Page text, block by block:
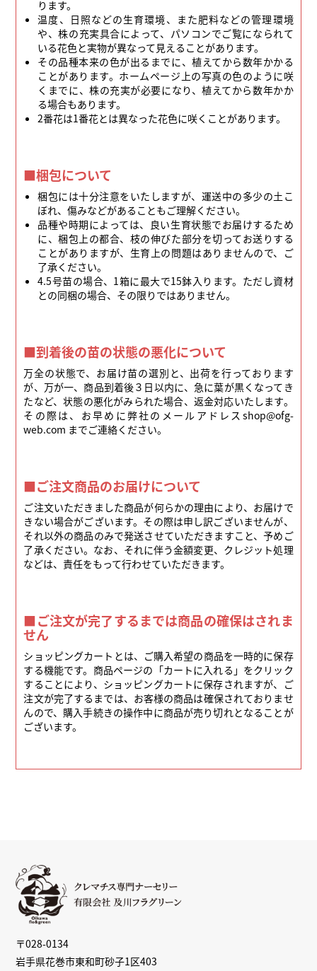
ります。
温度、日照などの生育環境、また肥料などの管理環境
や、株の充実具合によって、パソコンでご覧になられて
いる花色と実物が異なって見えることがあります。
その品種本来の色が出るまでに、植えてから数年かかる
ことがあります。ホームページ上の写真の色のように咲
くまでに、株の充実が必要になり、植えてから数年かか
る場合もあります。
2番花は1番花とは異なった花色に咲くことがあります。
■梱包について
梱包には十分注意をいたしますが、運送中の多少の土こ
ぼれ、傷みなどがあることもご理解ください。
品種や時期によっては、良い生育状態でお届けするため
に、梱包上の都合、枝の伸びた部分を切ってお送りする
ことがありますが、生育上の問題はありませんので、ご
了承ください。
4.5号苗の場合、1箱に最大で15鉢入ります。ただし資材
との同梱の場合、その限りではありません。
■到着後の苗の状態の悪化について
万全の状態で、お届け苗の選別と、出荷を行っております
が、万が一、商品到着後３日以内に、急に葉が黒くなってき
たなど、状態の悪化がみられた場合、返金対応いたします。
その際は、お早めに弊社のメールアドレスshop@ofg-
web.com までご連絡ください。
■ご注文商品のお届けについて
ご注文いただきました商品が何らかの理由により、お届けで
きない場合がございます。その際は申し訳ございませんが、
それ以外の商品のみで発送させていただきますこと、予めご
了承ください。なお、それに伴う金額変更、クレジット処理
などは、責任をもって行わせていただきます。
■ご注文が完了するまでは商品の確保はされま
せん
ショッピングカートとは、ご購入希望の商品を一時的に保存
する機能です。商品ページの「カートに入れる」をクリック
することにより、ショッピングカートに保存されますが、ご
注文が完了するまでは、お客様の商品は確保されておりませ
んので、購入手続きの操作中に商品が売り切れとなることが
ございます。
〒028-0134
岩手県花巻市東和町砂子1区403